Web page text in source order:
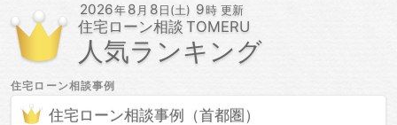
2026年8 月 8 日(土) 9時 更新
住宅ローン相談
人気ランキング
住宅ローン相談事例
住宅ローン相談事例 （首都圏）